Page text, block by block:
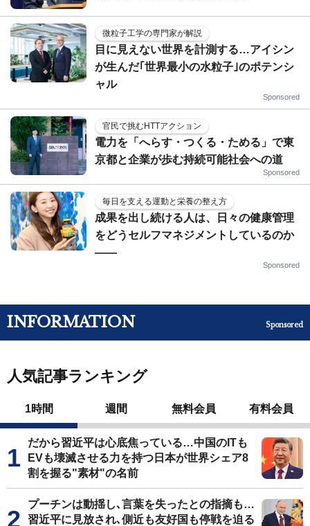
微粒子工学の専門家が解説
目に見えない世界を計測する…アイシン
が生んだ｢世界最小の水粒子｣のポテンシ
ャル
Sponsored
官民で挑むHTTアクション
電力を「へらす・つくる・ためる」で東
京都と企業が歩む持続可能社会への道
Sponsored
毎日を支える運動と栄養の整え方
成果を出し続ける人は、日々の健康管理
をどうセルフマネジメントしているのか
——
Sponsored
INFORMATION Sponsored
人気記事ランキング
1時間 週間 無料会員 有料会員
だから習近平は心底焦っている…中国のITも
EVも壊滅させる力を持つ日本が世界シェア8
割を握る"素材"の名前
プーチンは動揺し､言葉を失ったとの指摘も…
習近平に見放され､側近も友好国も停戦を迫る